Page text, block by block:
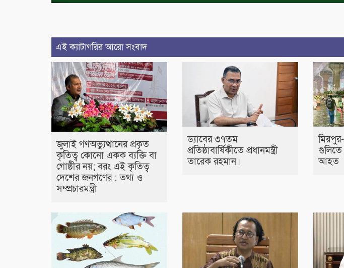
এই ক্যাটাগরির আরো সংবাদ
জুলাই গণঅভ্যুত্থানের প্রকৃত
কৃতিত্ব কোনো একক ব্যক্তি বা
গোষ্ঠীর নয়; বরং এই কৃতিত্ব
দেশের জনগণের : তথ্য ও
সম্প্রচারমন্ত্রী
ড্যাবের ৩৭তম
প্রতিষ্ঠাবার্ষিকীতে প্রধানমন্ত্রী
তারেক রহমান।
আহত